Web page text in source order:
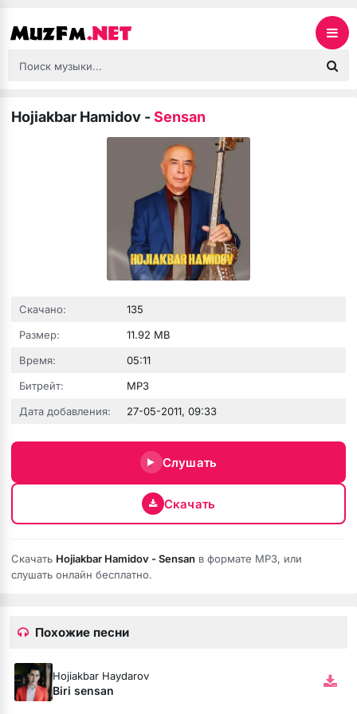
ни била
душа
Hojiakbar Hamidov -Sensan
Скачано:
135
Размер:
11.92 MB
Время:
05:11
Битрейт:
MP3
Дата добавления:
27-05-2011, 09:33
Слушать
Скачать
Скачать Hojiakbar Hamidov - Sensan в формате MP3, или
слушать онлайн бесплатно.
Похожие песни
Hojiakbar Haydarov
Biri sensan